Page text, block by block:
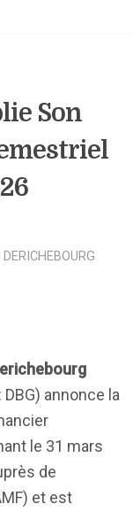
Son
annonce la
le 31 mars
de
et est